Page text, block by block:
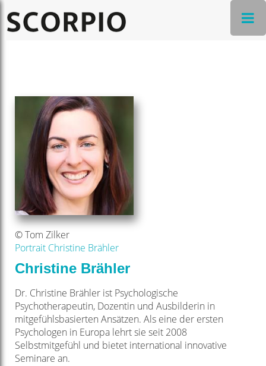
© Tom Zilker
Portrait Christine Brähler
Christine Brähler
Dr. Christine Brähler ist Psychologische
Psychotherapeutin, Dozentin und Ausbilderin in
mitgefühlsbasierten Ansätzen. Als eine der ersten
Psychologen in Europa lehrt sie seit 2008
Selbstmitgefühl und bietet international innovative
Seminare an.